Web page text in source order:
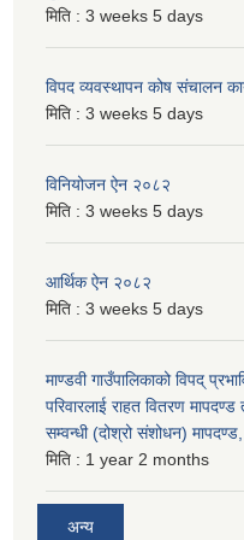
मिति : 3 weeks 5 days
विपद व्यवस्थापन कोष संचालन
मिति : 3 weeks 5 days
विनियोजन ऐन २०८२
मिति : 3 weeks 5 days
आर्थिक ऐन २०८२
मिति : 3 weeks 5 days
माण्डवी गाउँपालिकाको विपद्
परिवारलाई राहत वितरण
सम्वन्धी (दोश्रो संशोधन)
मिति : 1 year 2 months
अन्य